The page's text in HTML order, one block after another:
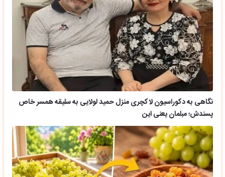
نگاهی به دکوراسیون لاکچری منزل حمید لولایی به سلیقه همسر خاص
پسندش؛ مبلمان یعنی این